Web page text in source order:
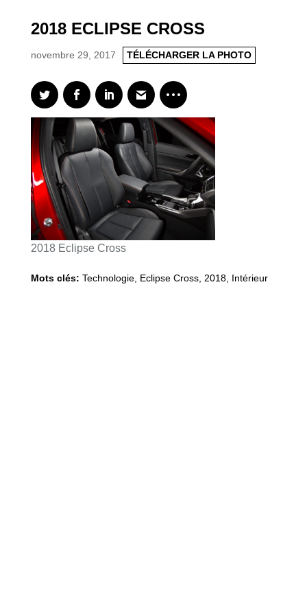
2018 ECLIPSE CROSS
novembre 29, 2017 TÉLÉCHARGER LA PHOTO
2018 Eclipse Cross
Mots clés: Technologie, Eclipse Cross, 2018, Intérieur